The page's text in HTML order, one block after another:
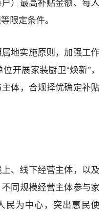
限定条件。
属地实施原则，加强工作
开展家装厨卫“焕新”，
体，合规择优确定补贴
、线下经营主体，以及
同规模经营主体参与家
民为中心，突出惠民便